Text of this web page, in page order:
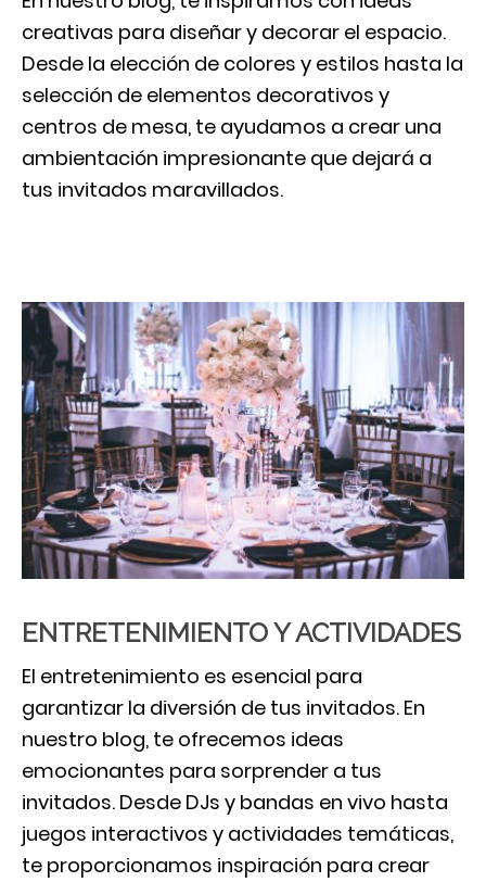
creativas para diseñar y decorar el espacio.
Desde la elección de colores y estilos hasta la
selección de elementos decorativos y
centros de mesa, te ayudamos a crear una
ambientación impresionante que dejará a
tus invitados maravillados.
ENTRETENIMIENTO Y ACTIVIDADES
El entretenimiento es esencial para
garantizar la diversión de tus invitados. En
nuestro blog, te ofrecemos ideas
emocionantes para sorprender a tus
invitados. Desde DJs y bandas en vivo hasta
juegos interactivos y actividades temáticas,
te proporcionamos inspiración para crear